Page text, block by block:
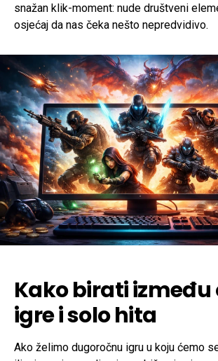
snažan klik-moment: nude društveni
osjećaj da nas čeka nešto nepredvidivo.
Kako birati između
igre i solo hita
Ako želimo dugoročnu igru u koju ćemo